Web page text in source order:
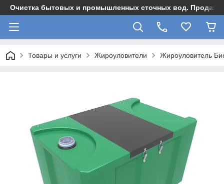
Очистка бытовых и промышленных сточных вод.
Товары и услуги Жироуловители Жироуловитель